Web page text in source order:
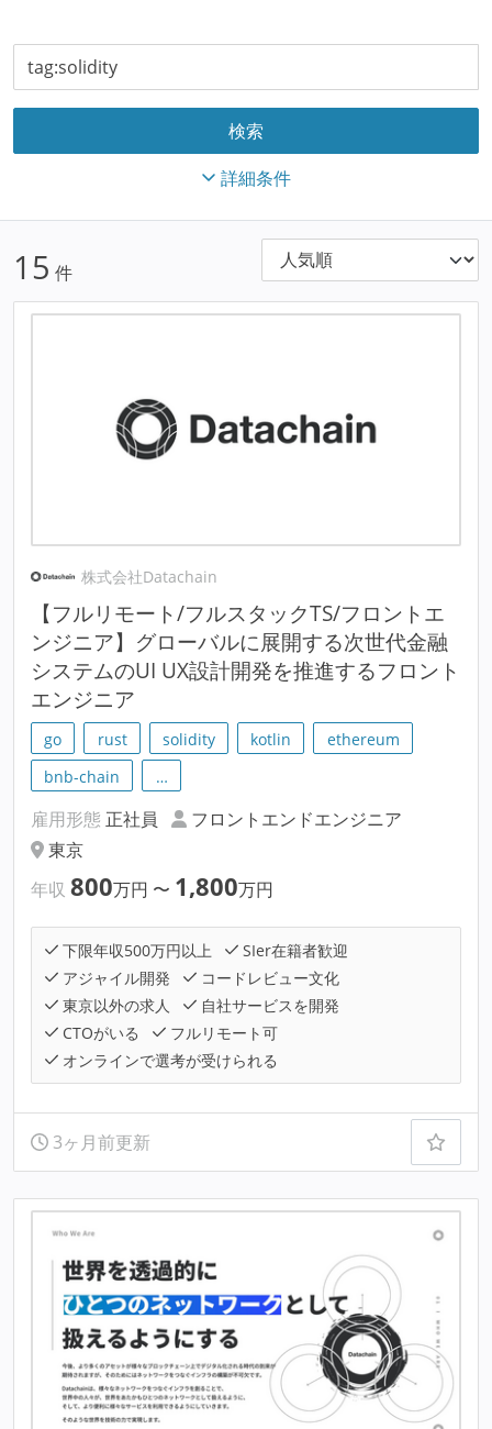
詳細条件
15 件
株式会社Datachain
【フルリモート/フルスタックTS/フロントエ
ンジニア】グローバルに展開する次世代金融
システムのUI UX設計開発を推進するフロント
エンジニア
go rust solidity kotlin
ethereum
bnb-chain
…
雇用形態 正社員
フロントエンドエンジニア
東京
年収 800万円 〜 1,800万円
下限年収500万円以上
SIer在籍者歓迎
アジャイル開発
コードレビュー文化
東京以外の求人
自社サービスを開発
CTOがいる
フルリモート可
オンラインで選考が受けられる
3ヶ月前更新